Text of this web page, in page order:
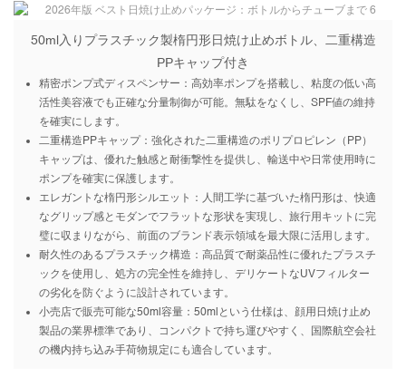
50ml入りプラスチック製楕円形日焼け止めボトル、二重構造
PPキャップ付き
精密ポンプ式ディスペンサー：高効率ポンプを搭載し、粘度の低い高
活性美容液でも正確な分量制御が可能。無駄をなくし、S​​PF値の維持
を確実にします。
二重構造PPキャップ：強化された二重構造のポリプロピレン（PP）
キャップは、優れた触感と耐衝撃性を提供し、輸送中や日常使用時に
ポンプを確実に保護します。
エレガントな楕円形シルエット：人間工学に基づいた楕円形は、快適
なグリップ感とモダンでフラットな形状を実現し、旅行用キットに完
璧に収まりながら、前面のブランド表示領域を最大限に活用します。
耐久性のあるプラスチック構造：高品質で耐薬品性に​​優れたプラスチ
ックを使用し、処方の完全性を維持し、デリケートなUVフィルター
の劣化を防ぐように設計されています。
小売店で販売可能な50ml容量：50mlという仕様は、顔用日焼け止め
製品の業界標準であり、コンパクトで持ち運びやすく、国際航空会社
の機内持ち込み手荷物規定にも適合しています。